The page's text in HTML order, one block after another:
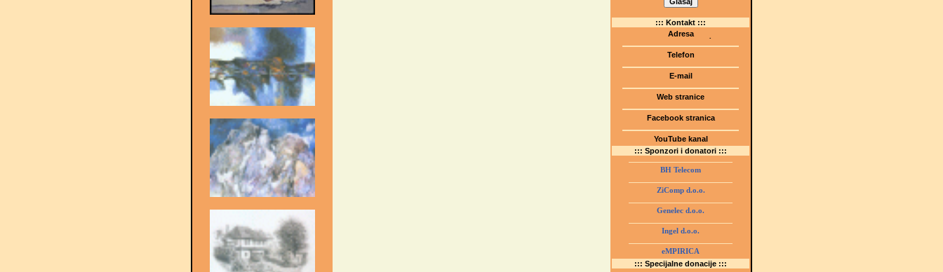
::: Kontakt :::
Adresa
(Šetalište I.G. Kovačića 1)
75000 Tuzla, BiH
Telefon
E-mail
Web stranice
www.gmstziam.com.ba
Facebook stranica
YouTube kanal
GMS Tuzla
::: Sponzori i donatori :::
BH Telecom
ZiComp d.o.o.
Genelec d.o.o.
Ingel d.o.o.
eMPIRICA
::: Specijalne donacije :::